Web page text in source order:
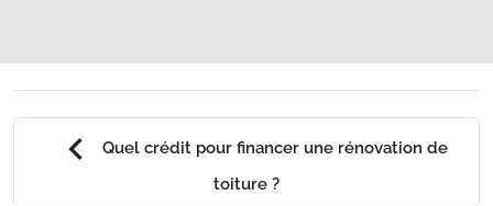
chevron_left
Quel crédit pour financer une rénovation de
toiture ?